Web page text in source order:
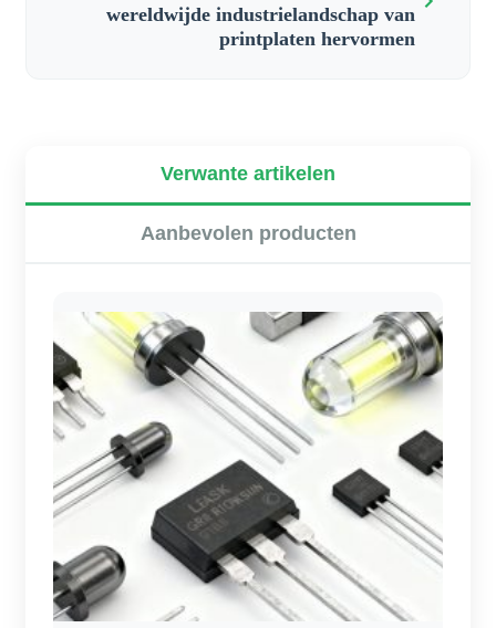
wereldwijde industrielandschap van
printplaten hervormen
Verwante artikelen
Aanbevolen producten